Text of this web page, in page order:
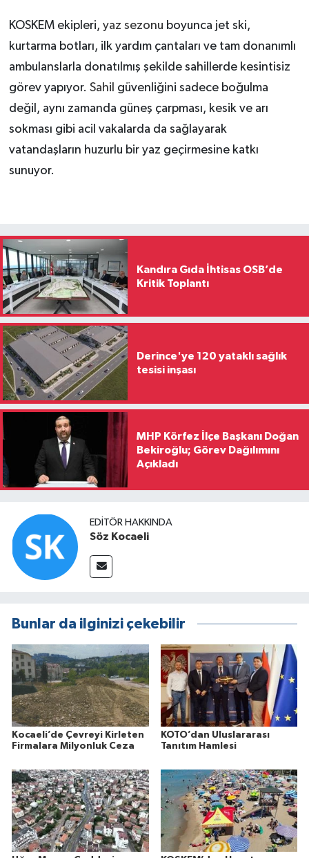
KOSKEM ekipleri, yaz sezonu boyunca jet ski,
kurtarma botları, ilk yardım çantaları ve tam donanımlı
ambulanslarla donatılmış şekilde sahillerde kesintisiz
görev yapıyor. Sahil güvenliğini sadece boğulma
değil, aynı zamanda güneş çarpması, kesik ve arı
sokması gibi acil vakalarda da sağlayarak
vatandaşların huzurlu bir yaz geçirmesine katkı
sunuyor.
Kandıra Gıda İhtisas OSB’de
Kritik Toplantı
Derince'ye 120 yataklı sağlık
tesisi inşası
MHP Körfez İlçe Başkanı Doğan
Bekiroğlu; Görev Dağılımını
Açıkladı
EDITÖR HAKKINDA
Söz Kocaeli
Bunlar da ilginizi çekebilir
Kocaeli’de Çevreyi Kirleten
Firmalara Milyonluk Ceza
KOTO’dan Uluslararası
Tanıtım Hamlesi